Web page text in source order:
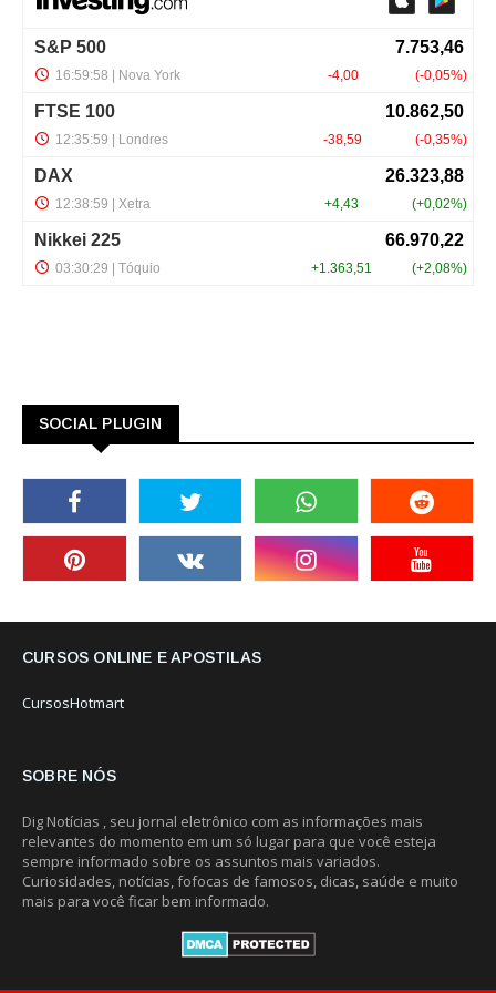
SOCIAL PLUGIN
CURSOS ONLINE E APOSTILAS
CursosHotmart
SOBRE NÓS
Dig Notícias , seu jornal eletrônico com as informações mais
relevantes do momento em um só lugar para que você esteja
sempre informado sobre os assuntos mais variados.
Curiosidades, notícias, fofocas de famosos, dicas, saúde e muito
mais para você ficar bem informado.